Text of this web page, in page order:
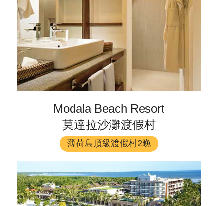
Modala Beach Resort
莫達拉沙灘渡假村
薄荷島頂級渡假村2晚